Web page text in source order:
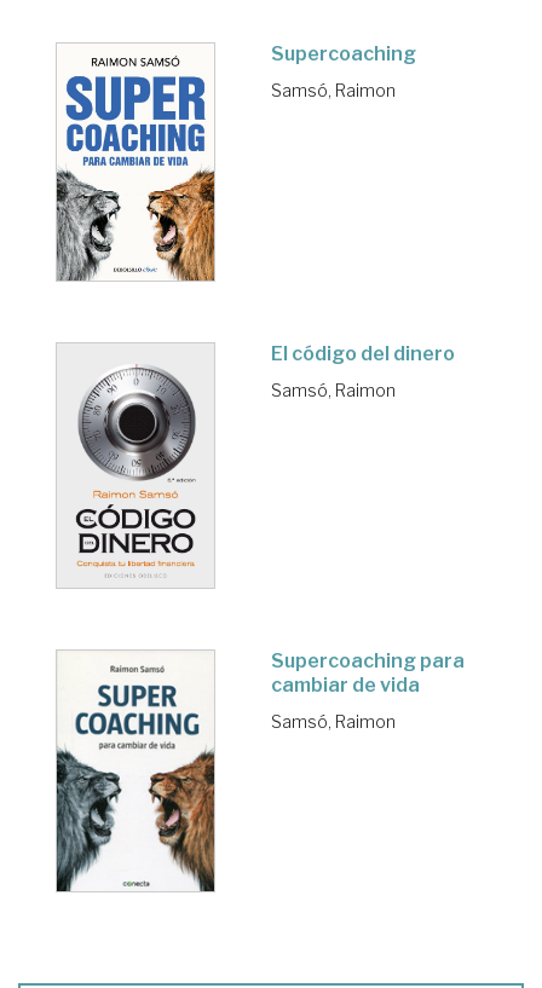
Supercoaching
Samsó, Raimon
El código del dinero
Samsó, Raimon
Supercoaching para
cambiar de vida
Samsó, Raimon